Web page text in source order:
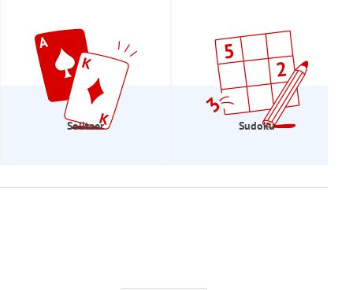
Solitaer Sudoku